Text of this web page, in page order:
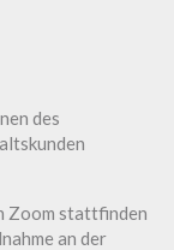
des
Zoom stattfinden
an der